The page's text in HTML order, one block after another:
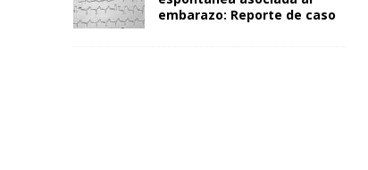
embarazo: Reporte de caso